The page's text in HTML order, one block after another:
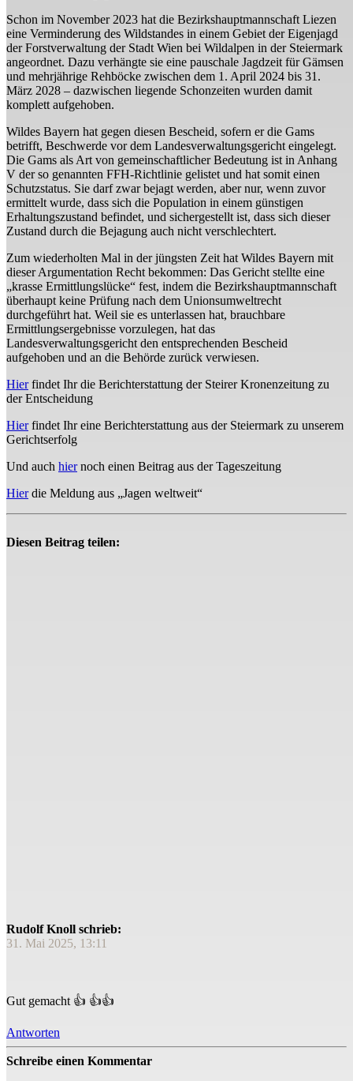
Schon im November 2023 hat die Bezirkshauptmannschaft Liezen
eine Verminderung des Wildstandes in einem Gebiet der Eigenjagd
der Forstverwaltung der Stadt Wien bei Wildalpen in der Steiermark
angeordnet. Dazu verhängte sie eine pauschale Jagdzeit für Gämsen
und mehrjährige Rehböcke zwischen dem 1. April 2024 bis 31.
März 2028 – dazwischen liegende Schonzeiten wurden damit
komplett aufgehoben.
Wildes Bayern hat gegen diesen Bescheid, sofern er die Gams
betrifft, Beschwerde vor dem Landesverwaltungsgericht eingelegt.
Die Gams als Art von gemeinschaftlicher Bedeutung ist in Anhang
V der so genannten FFH-Richtlinie gelistet und hat somit einen
Schutzstatus. Sie darf zwar bejagt werden, aber nur, wenn zuvor
ermittelt wurde, dass sich die Population in einem günstigen
Erhaltungszustand befindet, und sichergestellt ist, dass sich dieser
Zustand durch die Bejagung auch nicht verschlechtert.
Zum wiederholten Mal in der jüngsten Zeit hat Wildes Bayern mit
dieser Argumentation Recht bekommen: Das Gericht stellte eine
„krasse Ermittlungslücke“ fest, indem die Bezirkshauptmannschaft
überhaupt keine Prüfung nach dem Unionsumweltrecht
durchgeführt hat. Weil sie es unterlassen hat, brauchbare
Ermittlungsergebnisse vorzulegen, hat das
Landesverwaltungsgericht den entsprechenden Bescheid
aufgehoben und an die Behörde zurück verwiesen.
Hierfindet Ihr die Berichterstattung der Steirer Kronenzeitung zu
der Entscheidung
Hierfindet Ihr eine Berichterstattung aus der Steiermark zu unserem
Gerichtserfolg
Und auch hiernoch einen Beitrag aus der Tageszeitung
Hierdie Meldung aus „Jagen weltweit“
Diesen Beitrag teilen:
Rudolf Knoll schrieb:
31. Mai 2025, 13:11
Gut gemacht 👍 👍👍
Antworten
Schreibe einen Kommentar